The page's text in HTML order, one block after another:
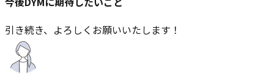
引き続き、よろしくお願いいたします！